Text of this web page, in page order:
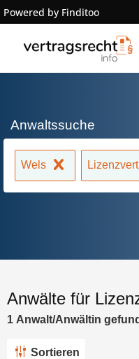
Powered by Finditoo
Anwaltssuche
Wels
Anwälte für
1 Anwalt/Anwältin
Sortieren